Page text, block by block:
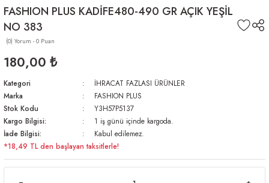
FASHION PLUS KADİFE480-490 GR AÇIK YEŞİL
NO 383
(0) Yorum - 0 Puan
180,00 ₺
Kategori
İHRACAT FAZLASI ÜRÜNLER
Marka
FASHION PLUS
Stok Kodu
Y3H57P5137
Kargo Bilgisi:
1 iş günü içinde kargoda.
İade Bilgisi:
Kabul edilemez.
*18,49 TL den başlayan taksitlerle!